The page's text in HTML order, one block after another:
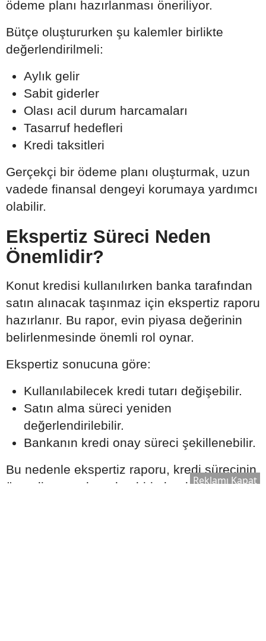
ödeme planı hazırlanması öneriliyor.
Bütçe oluştururken şu kalemler birlikte
değerlendirilmeli:
Aylık gelir
Sabit giderler
Olası acil durum harcamaları
Tasarruf hedefleri
Kredi taksitleri
Gerçekçi bir ödeme planı oluşturmak, uzun
vadede finansal dengeyi korumaya yardımcı
olabilir.
Ekspertiz Süreci Neden
Önemlidir?
Konut kredisi kullanılırken banka tarafından
satın alınacak taşınmaz için ekspertiz raporu
hazırlanır. Bu rapor, evin piyasa değerinin
belirlenmesinde önemli rol oynar.
Ekspertiz sonucuna göre:
Kullanılabilecek kredi tutarı değişebilir.
Satın alma süreci yeniden
değerlendirilebilir.
Bankanın kredi onay süreci şekillenebilir.
Bu nedenle ekspertiz raporu, kredi sürecinin
önemli aşamalarından biri olarak kabul edilir.
Reklamı Kapat